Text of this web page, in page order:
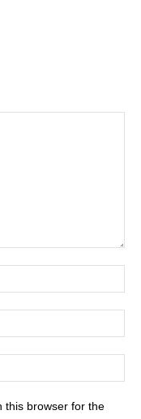
this browser for the